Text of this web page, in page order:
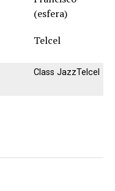
(esfera)
Telcel
Class JazzTelcel